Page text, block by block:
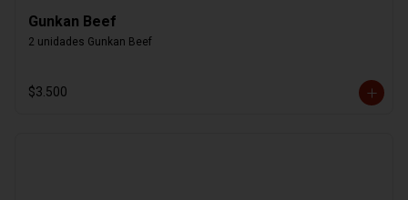
Gunkan Beef
2 unidades Gunkan Beef
$3.500